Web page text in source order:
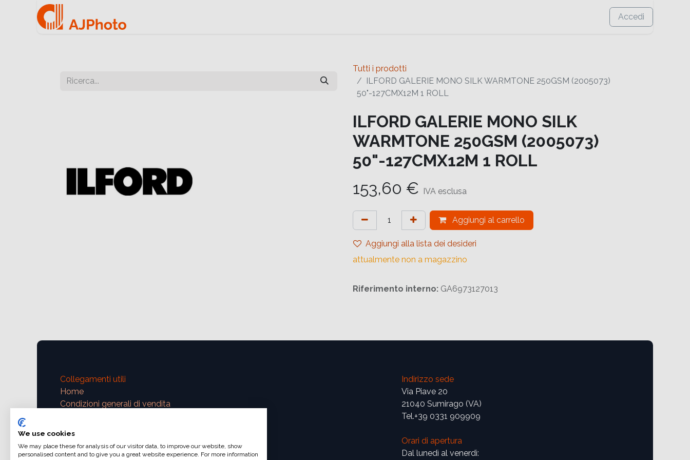
Accedi
Tutti i prodotti
ILFORD GALERIE MONO SILK WARMTONE 250GSM (2005073)
50"-127CMX12M 1 ROLL
ILFORD GALERIE MONO SILK
WARMTONE 250GSM (2005073)
50"-127CMX12M 1 ROLL
153,60 € IVA esclusa
Aggiungi al carrello
Aggiungi alla lista dei desideri
attualmente non a magazzino
Riferimento interno: GA6973127013
Collegamenti utili
Home
Condizioni generali di vendita
Iva e fatturazione
Indirizzo sede
Via Piave 20
21040 Sumirago (VA)
Tel.+39 0331 909909
Orari di apertura
Dal lunedì al venerdì:
We use cookies
We may place these for analysis of our visitor data, to improve our website, show
personalised content and to give you a great website experience. For more information